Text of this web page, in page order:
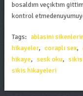
bosaldım veçıktım
kontrol
Tags: ablasini
hikayeler, coraplı sex,
hikaye, sesk oku,
sikis hikayeleri